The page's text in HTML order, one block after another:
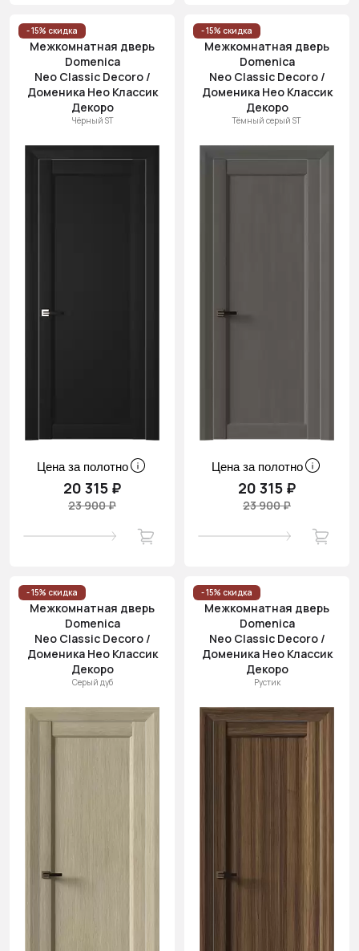
- 15% скидка
Межкомнатная дверь
Domenica
Neo Classic Decoro /
Доменика Нео Классик
Декоро
Чёрный ST
Цена за полотно
20 315 ₽
23 900 ₽
- 15% скидка
Межкомнатная дверь
Domenica
Neo Classic Decoro /
Доменика Нео Классик
Декоро
Тёмный серый ST
Цена за полотно
20 315 ₽
23 900 ₽
- 15% скидка
Межкомнатная дверь
Domenica
Neo Classic Decoro /
Доменика Нео Классик
Декоро
Серый дуб
- 15% скидка
Межкомнатная дверь
Domenica
Neo Classic Decoro /
Доменика Нео Классик
Декоро
Рустик